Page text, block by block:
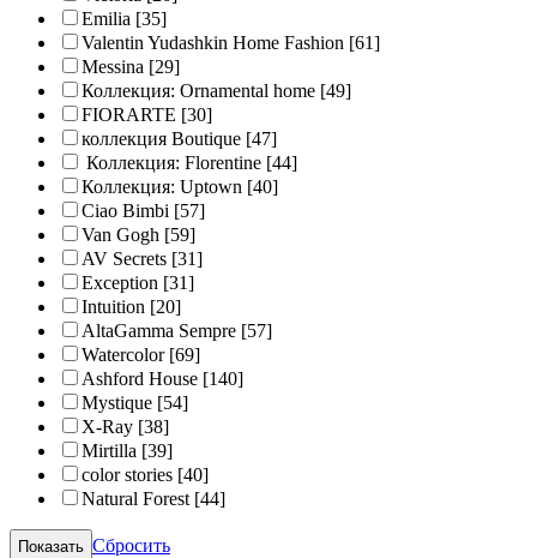
Emilia [35]
Valentin Yudashkin Home Fashion [61]
Messina [29]
Коллекция: Ornamental home [49]
FIORARTE [30]
коллекция Boutique [47]
Коллекция: Florentine [44]
Коллекция: Uptown [40]
Ciao Bimbi [57]
Van Gogh [59]
AV Secrets [31]
Exception [31]
Intuition [20]
AltaGamma Sempre [57]
Watercolor [69]
Ashford House [140]
Mystique [54]
X-Ray [38]
Mirtilla [39]
color stories [40]
Natural Forest [44]
Сбросить